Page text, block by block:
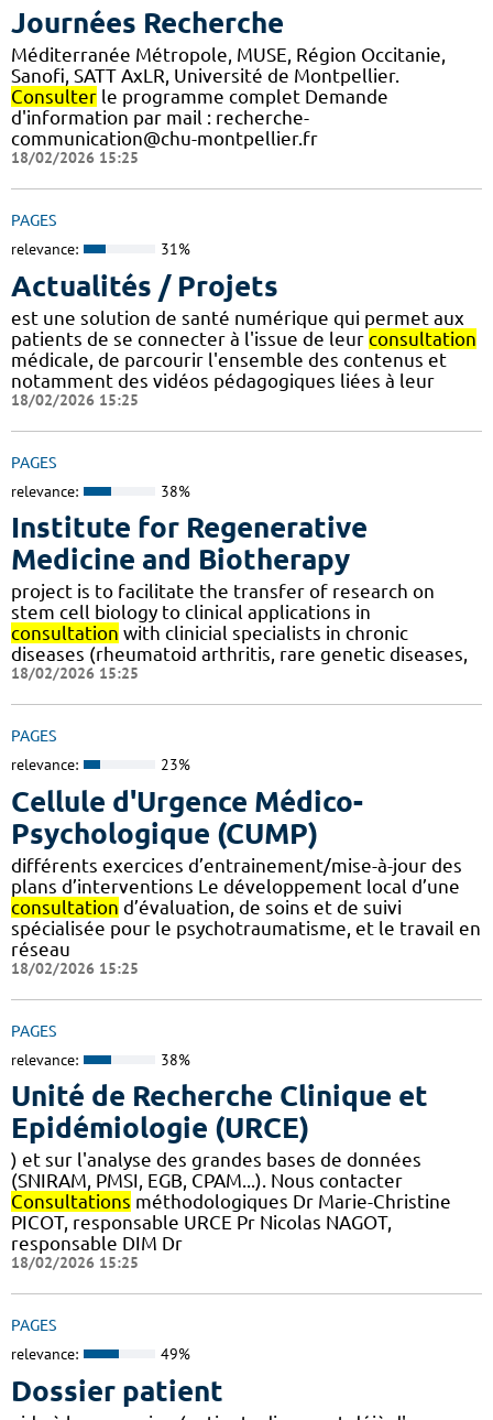
Journées Recherche
Méditerranée Métropole, MUSE, Région Occitanie,
Sanofi, SATT AxLR, Université de Montpellier.
Consulter le programme complet Demande
d'information par mail : recherche-
communication@chu-montpellier.fr
18/02/2026 15:25
PAGES
relevance: 31%
Actualités / Projets
est une solution de santé numérique qui permet aux
patients de se connecter à l'issue de leur consultation
médicale, de parcourir l'ensemble des contenus et
notamment des vidéos pédagogiques liées à leur
18/02/2026 15:25
PAGES
relevance: 38%
Institute for Regenerative
Medicine and Biotherapy
project is to facilitate the transfer of research on
stem cell biology to clinical applications in
consultation with clinicial specialists in chronic
diseases (rheumatoid arthritis, rare genetic diseases,
18/02/2026 15:25
PAGES
relevance: 23%
Cellule d'Urgence Médico-
Psychologique (CUMP)
différents exercices d’entrainement/mise-à-jour des
plans d’interventions Le développement local d’une
consultation d’évaluation, de soins et de suivi
spécialisée pour le psychotraumatisme, et le travail en
réseau
18/02/2026 15:25
PAGES
relevance: 38%
Unité de Recherche Clinique et
Epidémiologie (URCE)
) et sur l'analyse des grandes bases de données
(SNIRAM, PMSI, EGB, CPAM...). Nous contacter
Consultations méthodologiques Dr Marie-Christine
PICOT, responsable URCE Pr Nicolas NAGOT,
responsable DIM Dr
18/02/2026 15:25
PAGES
relevance: 49%
Dossier patient